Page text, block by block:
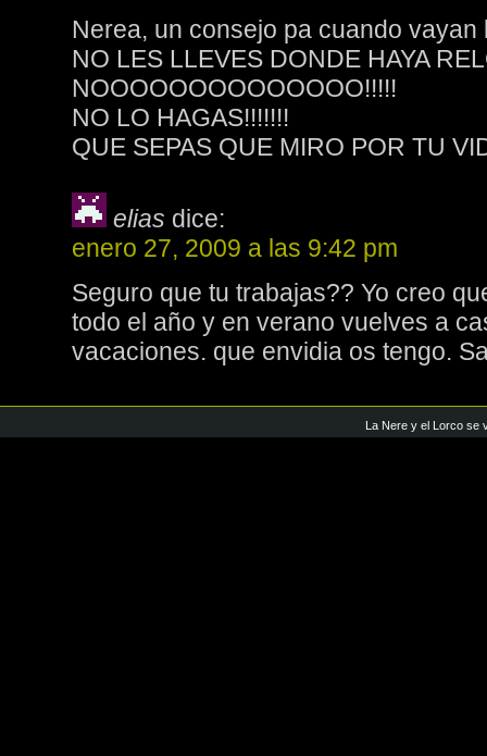
Nerea, un consejo pa cuando vayan
NO LES LLEVES DONDE HAYA
NOOOOOOOOOOOOOO!!!!!
NO LO HAGAS!!!!!!!
QUE SEPAS QUE MIRO POR TU
elias dice:
enero 27, 2009 a las 9:42 pm
Seguro que tu trabajas?? Yo creo
todo el año y en verano vuelves a
vacaciones. que envidia os tengo.
La Nere y el Lorco se